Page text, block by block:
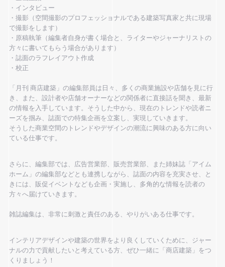
・インタビュー
・撮影（空間撮影のプロフェッショナルである建築写真家と共に現場
で撮影をします）
・原稿執筆（編集者自身が書く場合と、ライターやジャーナリストの
方々に書いてもらう場合があります）
・誌面のラフレイアウト作成
・校正
「月刊 商店建築」の編集部員は日々、多くの商業施設や店舗を見に行
き、また、設計者や店舗オーナーなどの関係者に直接話を聞き、最新
の情報を入手しています。そうした中から、現在のトレンドや読者ニ
ーズを掴み、誌面での特集企画を立案し、実現していきます。
そうした商業空間のトレンドやデザインの潮流に興味のある方に向い
ている仕事です。
さらに、編集部では、広告営業部、販売営業部、また姉妹誌「アイム
ホーム」の編集部などとも連携しながら、誌面の内容を充実させ、と
きには、販促イベントなども企画・実施し、多角的な情報を読者の
方々へ届けていきます。
雑誌編集は、非常に刺激と責任のある、やりがいある仕事です。
インテリアデザインや建築の世界をより良くしていくために、ジャー
ナルの力で貢献したいと考えている方、ぜひ一緒に「商店建築」をつ
くりましょう！